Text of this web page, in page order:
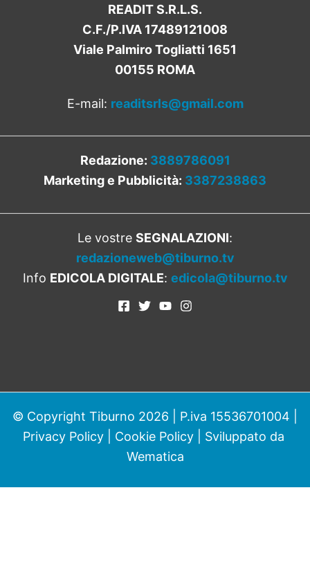
READIT S.R.L.S.
C.F./P.IVA 17489121008
Viale Palmiro Togliatti 1651
00155 ROMA
E-mail: readitsrls@gmail.com
Redazione: 3889786091
Marketing e Pubblicità: 3387238863
Le vostre SEGNALAZIONI:
redazioneweb@tiburno.tv
Info EDICOLA DIGITALE: edicola@tiburno.tv
© Copyright Tiburno 2026 | P.iva 15536701004 |
Privacy Policy| Cookie Policy| Sviluppato da
Wematica